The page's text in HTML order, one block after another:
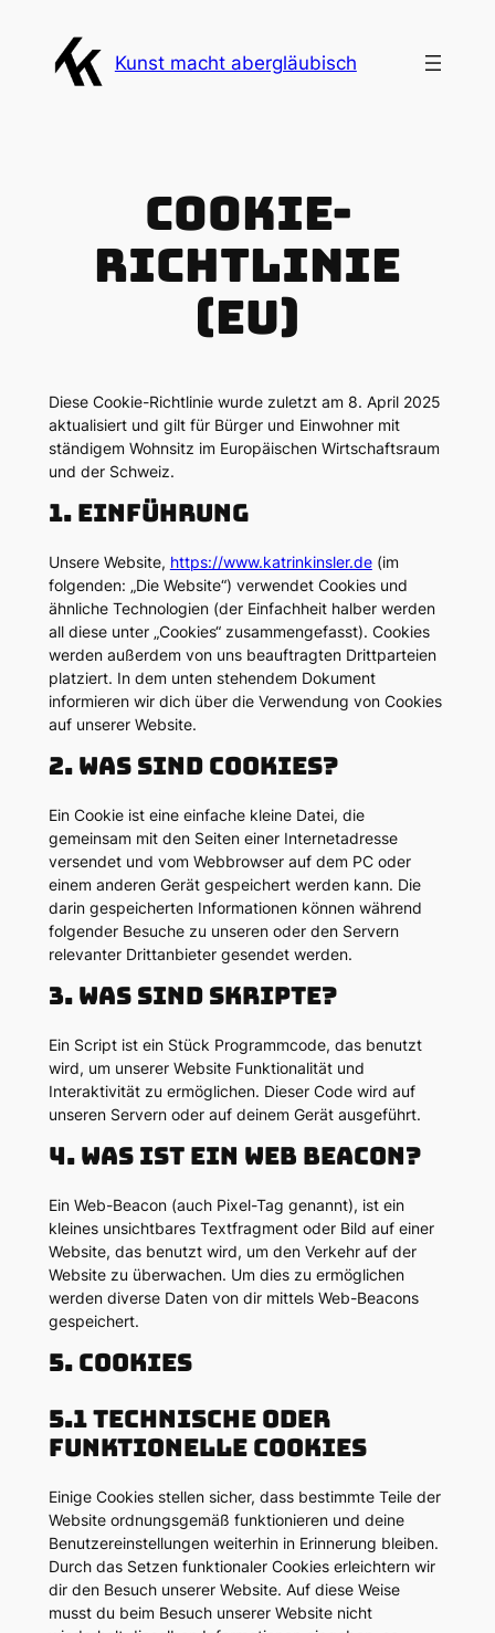
springen
Kunst macht abergläubisch
Cookie-
Richtlinie
(EU)
Diese Cookie-Richtlinie wurde zuletzt am 8. April 2025
aktualisiert und gilt für Bürger und Einwohner mit
ständigem Wohnsitz im Europäischen Wirtschaftsraum
und der Schweiz.
1. Einführung
Unsere Website, https://www.katrinkinsler.de(im
folgenden: „Die Website“) verwendet Cookies und
ähnliche Technologien (der Einfachheit halber werden
all diese unter „Cookies“ zusammengefasst). Cookies
werden außerdem von uns beauftragten Drittparteien
platziert. In dem unten stehendem Dokument
informieren wir dich über die Verwendung von Cookies
auf unserer Website.
2. Was sind Cookies?
Ein Cookie ist eine einfache kleine Datei, die
gemeinsam mit den Seiten einer Internetadresse
versendet und vom Webbrowser auf dem PC oder
einem anderen Gerät gespeichert werden kann. Die
darin gespeicherten Informationen können während
folgender Besuche zu unseren oder den Servern
relevanter Drittanbieter gesendet werden.
3. Was sind Skripte?
Ein Script ist ein Stück Programmcode, das benutzt
wird, um unserer Website Funktionalität und
Interaktivität zu ermöglichen. Dieser Code wird auf
unseren Servern oder auf deinem Gerät ausgeführt.
4. Was ist ein Web Beacon?
Ein Web-Beacon (auch Pixel-Tag genannt), ist ein
kleines unsichtbares Textfragment oder Bild auf einer
Website, das benutzt wird, um den Verkehr auf der
Website zu überwachen. Um dies zu ermöglichen
werden diverse Daten von dir mittels Web-Beacons
gespeichert.
5. Cookies
5.1 Technische oder
funktionelle Cookies
Einige Cookies stellen sicher, dass bestimmte Teile der
Website ordnungsgemäß funktionieren und deine
Benutzereinstellungen weiterhin in Erinnerung bleiben.
Durch das Setzen funktionaler Cookies erleichtern wir
dir den Besuch unserer Website. Auf diese Weise
musst du beim Besuch unserer Website nicht